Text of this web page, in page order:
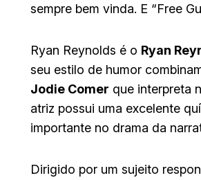
sempre bem vinda. E “Free
Ryan Reynolds é o Ryan
seu estilo de humor
Jodie Comer que interpreta
atriz possui uma excelente
importante no drama da
Dirigido por um sujeito